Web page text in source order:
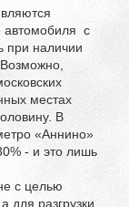
автомобиля с
при наличии
местах
В
«Аннино»
- и это лишь
с целью
для разгрузки